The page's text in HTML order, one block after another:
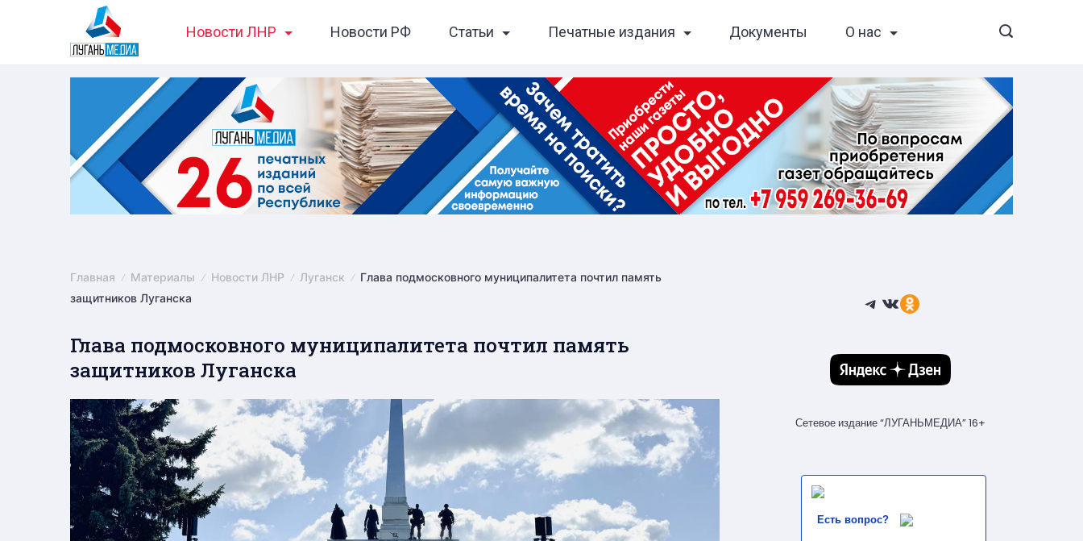
Новости ЛНР Новости РФ Статьи Печатные издания Документы О нас
Главная Материалы Новости ЛНР Луганск
Глава подмосковного муниципалитета почтил память
защитников Луганска
Глава подмосковного муниципалитета почтил память
защитников Луганска
Telegram
ВКонтакте
Ссылка
Сетевое издание “ЛУГАНЬМЕДИА” 16+
Есть вопрос?